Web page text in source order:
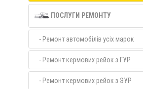
ПОСЛУГИ РЕМОНТУ
- Ремонт автомобілів усіх марок
- Ремонт кермових рейок з ГУР
- Ремонт кермових рейок з ЭУР